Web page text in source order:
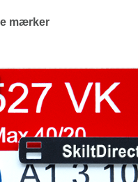
mærker